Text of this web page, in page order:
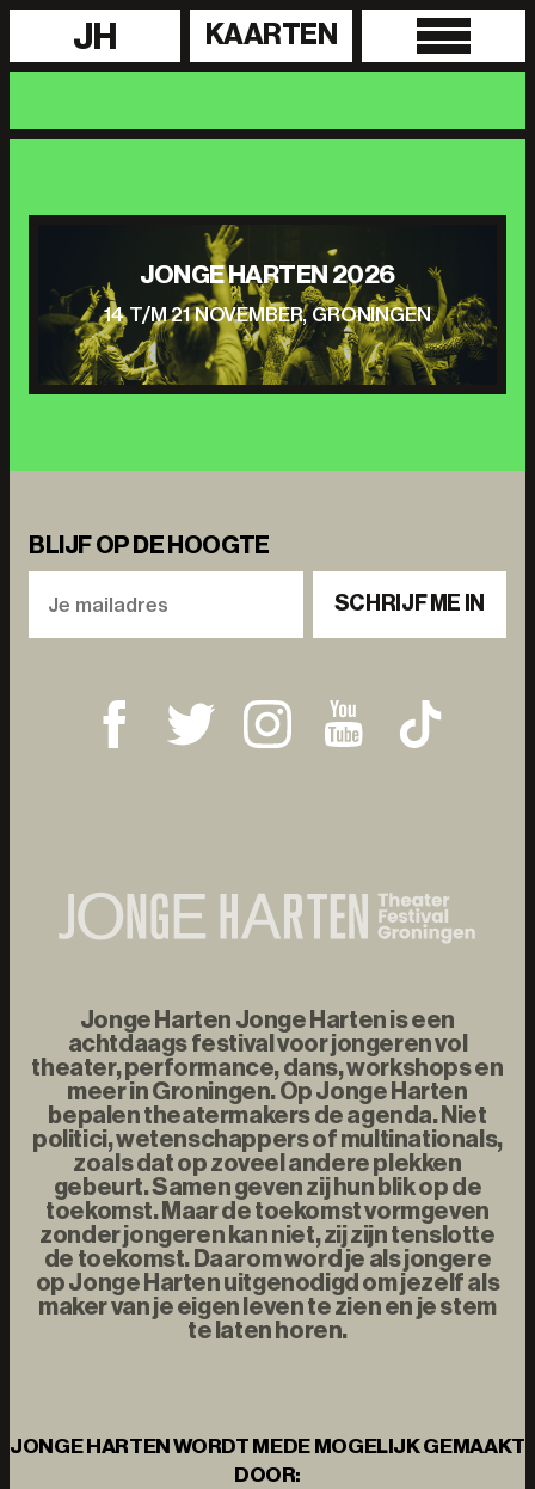
JH KAARTEN
JONGE HARTEN 2026
14 T/M 21 NOVEMBER, GRONINGEN
BLIJF OP DE HOOGTE
SCHRIJF ME IN
Jonge Harten Jonge Harten is een
achtdaags festival voor jongeren vol
theater, performance, dans, workshops en
meer in Groningen. Op Jonge Harten
bepalen theatermakers de agenda. Niet
politici, wetenschappers of multinationals,
zoals dat op zoveel andere plekken
gebeurt. Samen geven zij hun blik op de
toekomst. Maar de toekomst vormgeven
zonder jongeren kan niet, zij zijn tenslotte
de toekomst. Daarom word je als jongere
op Jonge Harten uitgenodigd om jezelf als
maker van je eigen leven te zien en je stem
te laten horen.
JONGE HARTEN WORDT MEDE MOGELIJK GEMAAKT
DOOR: